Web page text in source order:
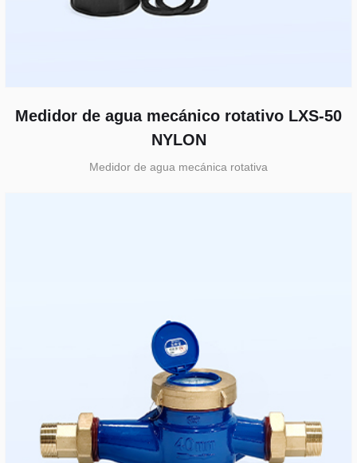
Medidor de agua mecánico rotativo LXS-50
NYLON
Medidor de agua mecánica rotativa